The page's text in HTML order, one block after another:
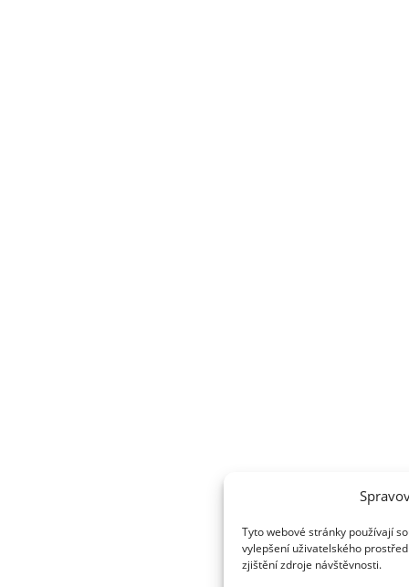
Tyto webové stránky používají
vylepšení uživatelského
zjištění zdroje návštěvnosti.